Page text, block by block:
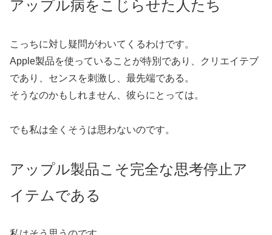
アップル病をこじらせた人たち
こっちに対し疑問がわいてくるわけです。
Apple製品を使っていることが特別であり、クリエイテブ
であり、センスを刺激し、最先端である。
そうなのかもしれません、彼らにとっては。
でも私は全くそうは思わないのです。
アップル製品こそ完全な思考停止ア
イテムである